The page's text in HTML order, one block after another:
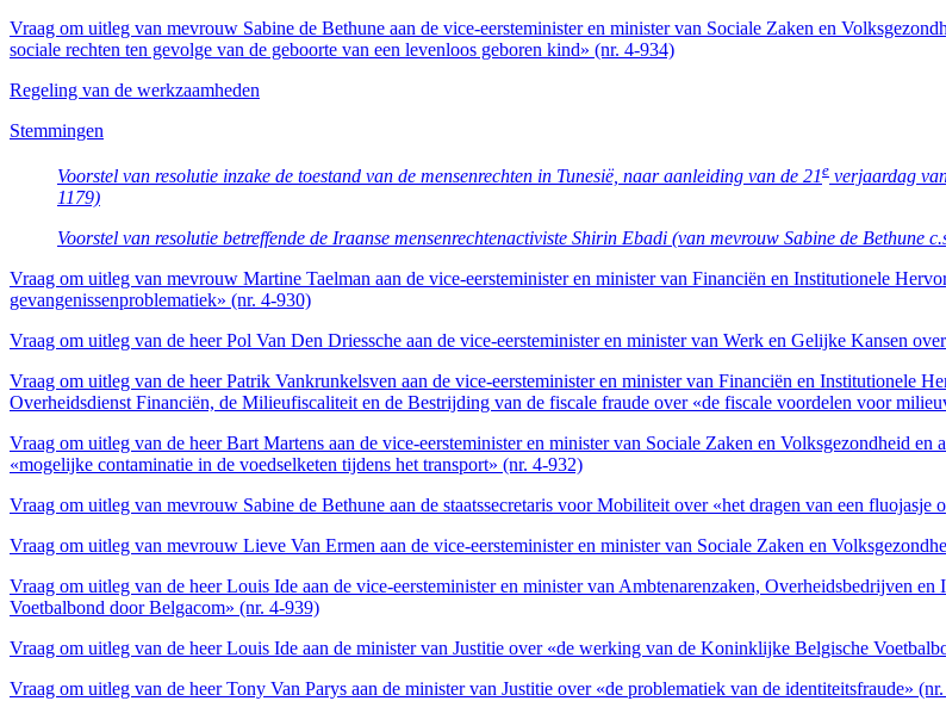
Vraag om uitleg van mevrouw Sabine de Bethune aan de vice-eersteminister en minister van Sociale Zaken en
sociale rechten ten gevolge van de geboorte van een levenloos geboren kind» (nr. 4-934)
Regeling van de werkzaamheden
Stemmingen
Voorstel van resolutie inzake de toestand van de mensenrechten in Tunesië, naar aanleiding van de 21e verjaardag
1179)
Voorstel van resolutie betreffende de Iraanse mensenrechtenactiviste Shirin Ebadi (van mevrouw Sabine de Bethune
Vraag om uitleg van mevrouw Martine Taelman aan de vice-eersteminister en minister van Financiën en Institutionele
gevangenissenproblematiek» (nr. 4-930)
Vraag om uitleg van de heer Pol Van Den Driessche aan de vice-eersteminister en minister van Werk en Gelijke Kansen
Vraag om uitleg van de heer Patrik Vankrunkelsven aan de vice-eersteminister en minister van Financiën en Institutionele
Overheidsdienst Financiën, de Milieufiscaliteit en de Bestrijding van de fiscale fraude over «de fiscale voordelen voor
Vraag om uitleg van de heer Bart Martens aan de vice-eersteminister en minister van Sociale Zaken en Volksgezondheid
«mogelijke contaminatie in de voedselketen tijdens het transport» (nr. 4-932)
Vraag om uitleg van mevrouw Sabine de Bethune aan de staatssecretaris voor Mobiliteit over «het dragen van een fluojasje
Vraag om uitleg van mevrouw Lieve Van Ermen aan de vice-eersteminister en minister van Sociale Zaken en
Vraag om uitleg van de heer Louis Ide aan de vice-eersteminister en minister van Ambtenarenzaken, Overheidsbedrijven
Voetbalbond door Belgacom» (nr. 4-939)
Vraag om uitleg van de heer Louis Ide aan de minister van Justitie over «de werking van de Koninklijke Belgische
Vraag om uitleg van de heer Tony Van Parys aan de minister van Justitie over «de problematiek van de identiteitsfraude»